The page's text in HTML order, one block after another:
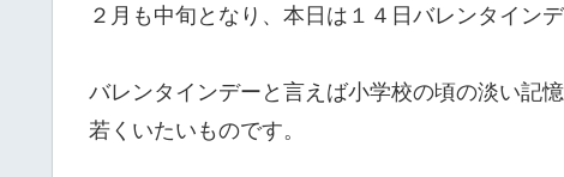
２月も中旬となり、本日は１４日バレンタインデ
バレンタインデーと言えば小学校の頃の淡い記
若くいたいものです。